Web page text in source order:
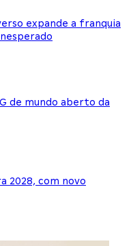
expande a franquia
de mundo aberto da
2028, com novo